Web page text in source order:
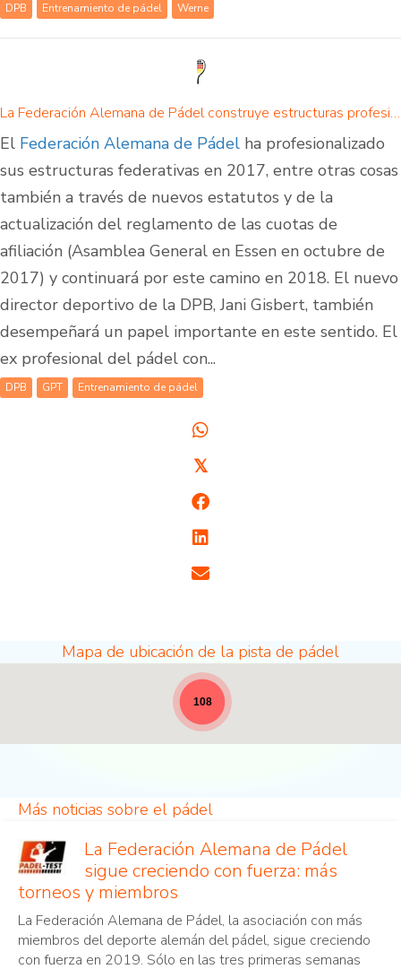
DPB Entrenamiento de pádel Werne
La Federación Alemana de Pádel construye estructuras profesionales - Perspectivas para 2018
El Federación Alemana de Pádel ha profesionalizado
sus estructuras federativas en 2017, entre otras cosas
también a través de nuevos estatutos y de la
actualización del reglamento de las cuotas de
afiliación (Asamblea General en Essen en octubre de
2017) y continuará por este camino en 2018. El nuevo
director deportivo de la DPB, Jani Gisbert, también
desempeñará un papel importante en este sentido. El
ex profesional del pádel con...
DPB GPT Entrenamiento de pádel
𝕏
Mapa de ubicación de la pista de pádel
Lugares de pádel - a todo lo ancho para las
108
Más noticias sobre el pádel
La Federación Alemana de Pádel
sigue creciendo con fuerza: más
torneos y miembros
La Federación Alemana de Pádel, la asociación con más
miembros del deporte alemán del pádel, sigue creciendo
con fuerza en 2019. Sólo en las tres primeras semanas